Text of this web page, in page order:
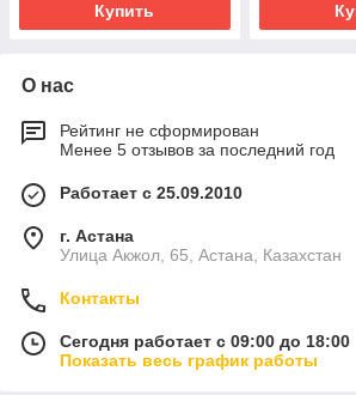
Купить
О нас
Рейтинг не сформирован
Менее 5 отзывов за последний год
Работает с 25.09.2010
г. Астана
Улица Акжол, 65, Астана, Казахстан
Контакты
Сегодня работает с 09:00 до 18:00
Показать весь график работы